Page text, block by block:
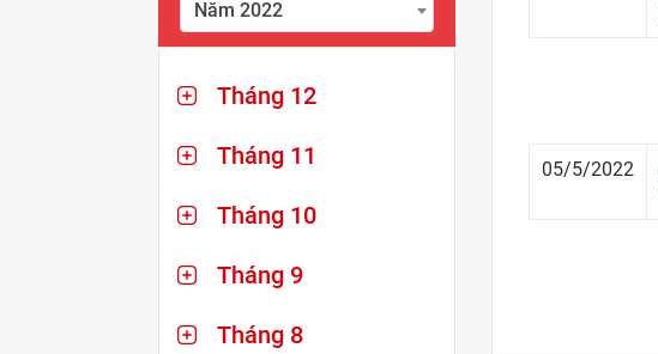
Năm 2022
Tháng 12
Tháng 11
Tháng 10
Tháng 9
Tháng 8
05/5/2022